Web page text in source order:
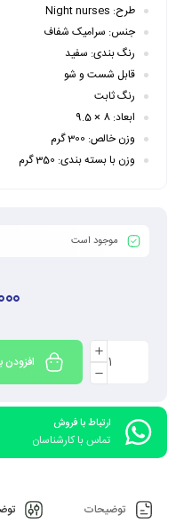
طرح: Night nurses
جنس: سرامیک شفاف
رنگ بندی: سفید
قابل شست و شو
رنگ ثابت
ابعاد: 8 × 9.5
وزن خالص: 300 گرم
وزن با بسته بندی: 350 گرم
موجود است
ارتباط با فروش
تماس با کارشناسان
توضیحات